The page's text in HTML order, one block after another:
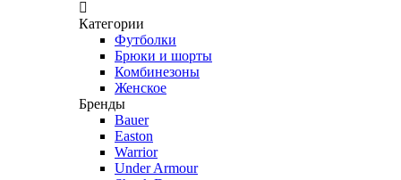
Категории
Футболки
Брюки и шорты
Комбинезоны
Женское
Бренды
Bauer
Easton
Warrior
Under Armour